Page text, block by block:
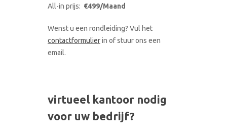
All-in prijs: €499/Maand
Wenst u een rondleiding? Vul het
contactformulierin of stuur ons een
email.
virtueel kantoor nodig
voor uw bedrijf?